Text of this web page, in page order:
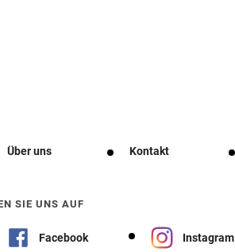
Über uns Kontakt
SIE UNS AUF
Facebook Instagram